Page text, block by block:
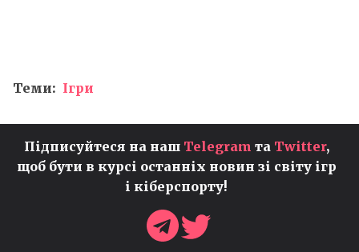
Теми: Ігри
Підписуйтеся на наш Telegram та Twitter,
щоб бути в курсі останніх новин зі світу ігр
і кіберспорту!